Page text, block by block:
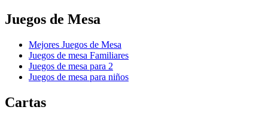
Juegos de Mesa
Mejores Juegos de Mesa
Juegos de mesa Familiares
Juegos de mesa para 2
Juegos de mesa para niños
Cartas